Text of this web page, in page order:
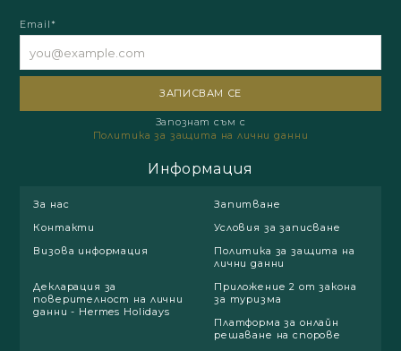
Email*
Запознат съм с
Политика за защита на лични данни
Информация
За нас
Запитване
Контакти
Условия за записване
Визова информация
Политика за защита на
лични данни
Декларация за
поверителност на лични
данни - Hermes Holidays
Приложение 2 от закона
за туризма
Платформа за онлайн
решаване на спорове